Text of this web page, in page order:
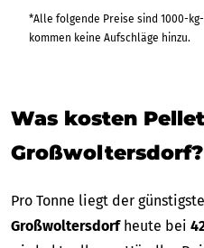
*Alle folgende Preise sind 1000-kg-Brutto-
kommen keine Aufschläge hinzu.
Was kosten
Großwoltersdorf?
Pro Tonne liegt der günstigste
Großwoltersdorf heute bei